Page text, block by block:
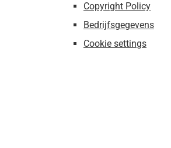
Copyright Policy
Bedrijfsgegevens
Cookie settings